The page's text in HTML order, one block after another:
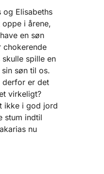
Elisabeths
i årene,
en søn
chokerende
spille en
søn til os.
er det
virkeligt?
ikke i god jord
stum indtil
nu